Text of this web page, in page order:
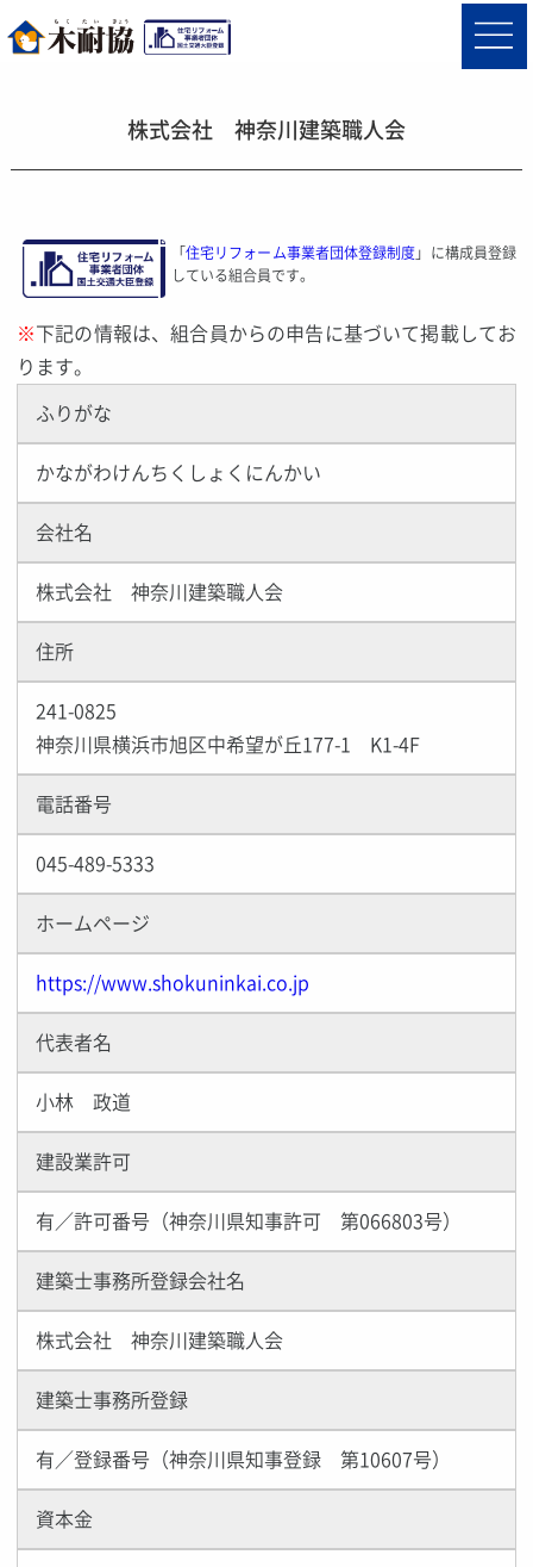
株式会社 神奈川建築職人会
「住宅リフォーム事業者団体登録制度 」に構成員登録
している組合員です。
※下記の情報は、組合員からの申告に基づいて掲載してお
ります。
ふりがな
かながわけんちくしょくにんかい
会社名
株式会社 神奈川建築職人会
住所
241-0825
神奈川県横浜市旭区中希望が丘177-1 K1-4F
電話番号
045-489-5333
ホームページ
https://www.shokuninkai.co.jp
代表者名
小林 政道
建設業許可
有／許可番号（神奈川県知事許可 第066803号）
建築士事務所登録会社名
株式会社 神奈川建築職人会
建築士事務所登録
有／登録番号（神奈川県知事登録 第10607号）
資本金